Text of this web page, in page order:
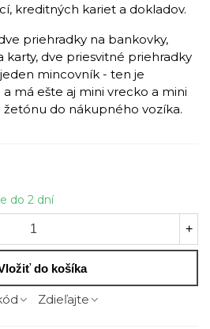
kreditných kariet a dokladov.
priehradky na bankovky,
karty, dve priesvitné priehradky
mincovník - ten je
má ešte aj mini vrecko a mini
do nákupného vozíka.
do 2 dní
+
do košíka
Zdieľajte